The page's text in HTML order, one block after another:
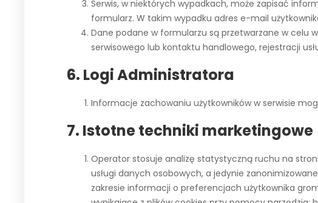
Serwis, w niektórych wypadkach, może zapisać
formularz. W takim wypadku adres e-mail
Dane podane w formularzu są przetwarzane w celu
serwisowego lub kontaktu handlowego, rejestracji
6. Logi Administratora
Informacje zachowaniu użytkowników w serwisie
7. Istotne techniki marketingowe
Operator stosuje analizę statystyczną ruchu na
usługi danych osobowych, a jedynie
zakresie informacji o preferencjach użytkownika